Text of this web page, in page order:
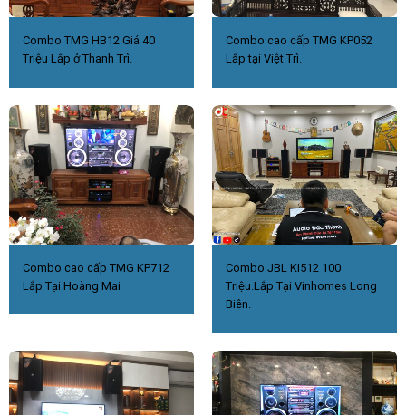
Combo TMG HB12 Giá 40
Triệu Lắp ở Thanh Trì.
Combo cao cấp TMG KP052
Lắp tại Việt Trì.
Combo cao cấp TMG KP712
Lắp Tại Hoàng Mai
Combo JBL KI512 100
Triệu.Lắp Tại Vinhomes Long
Biên.